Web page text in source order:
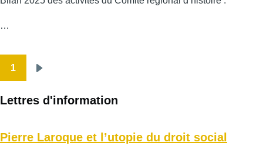
…
1
Lettres d'information
Pierre Laroque et l’utopie du droit social